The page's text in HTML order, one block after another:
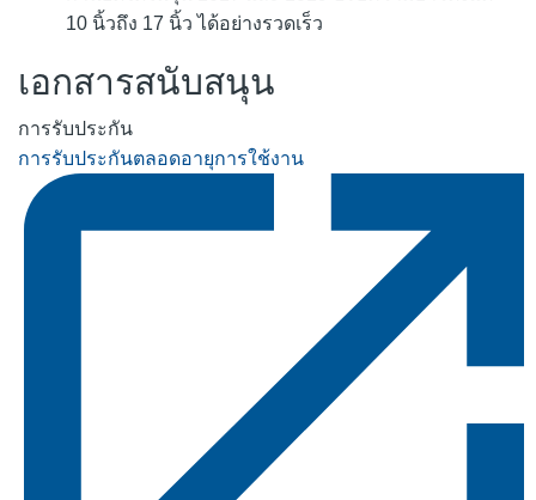
10 นิ้วถึง 17 นิ้ว ได้อย่างรวดเร็ว
เอกสารสนับสนุน
การรับประกัน
การรับประกันตลอดอายุการใช้งาน